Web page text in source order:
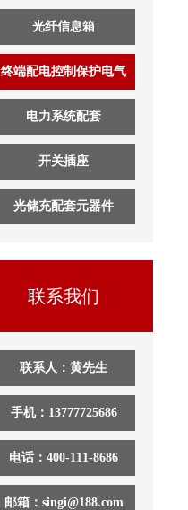
光纤信息箱
终端配电控制保护电气
电力系统配套
开关插座
光储充配套元器件
联系我们
联系人：黄先生
手机：13777725686
电话：400-111-8686
邮箱：singi@188.com